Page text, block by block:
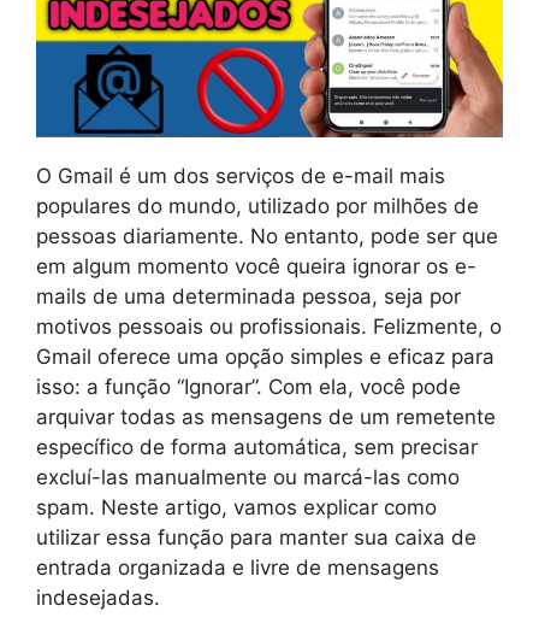
O Gmail é um dos serviços de e-mail mais
populares do mundo, utilizado por milhões de
pessoas diariamente. No entanto, pode ser que
em algum momento você queira ignorar os e-
mails de uma determinada pessoa, seja por
motivos pessoais ou profissionais. Felizmente, o
Gmail oferece uma opção simples e eficaz para
isso: a função “Ignorar”. Com ela, você pode
arquivar todas as mensagens de um remetente
específico de forma automática, sem precisar
excluí-las manualmente ou marcá-las como
spam. Neste artigo, vamos explicar como
utilizar essa função para manter sua caixa de
entrada organizada e livre de mensagens
indesejadas.